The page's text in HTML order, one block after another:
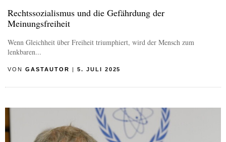
Rechtssozialismus und die Gefährdung der
Meinungsfreiheit
Wenn Gleichheit über Freiheit triumphiert, wird der Mensch zum
lenkbaren...
VON GASTAUTOR 5. JULI 2025